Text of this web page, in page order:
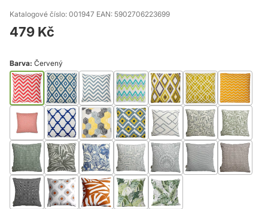
Katalogové číslo: 001947 EAN: 5902706223699
479 Kč
Barva: Červený